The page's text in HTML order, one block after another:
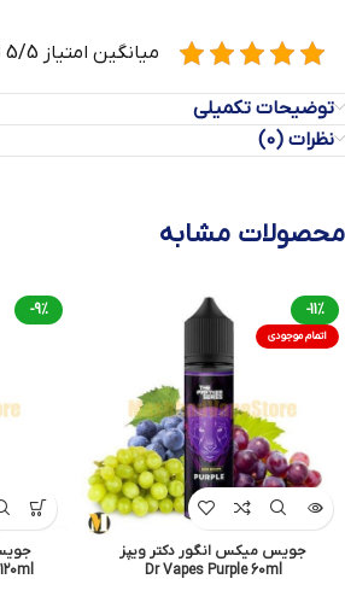
میانگین امتیاز 5/5 تعداد رأی دهنده (4)
توضیحات تکمیلی
نظرات (0)
محصولات مشابه
-11%
اتمام موجودی
جویس میکس انگور دکتر ویپز
Dr Vapes Purple 60ml
-9%